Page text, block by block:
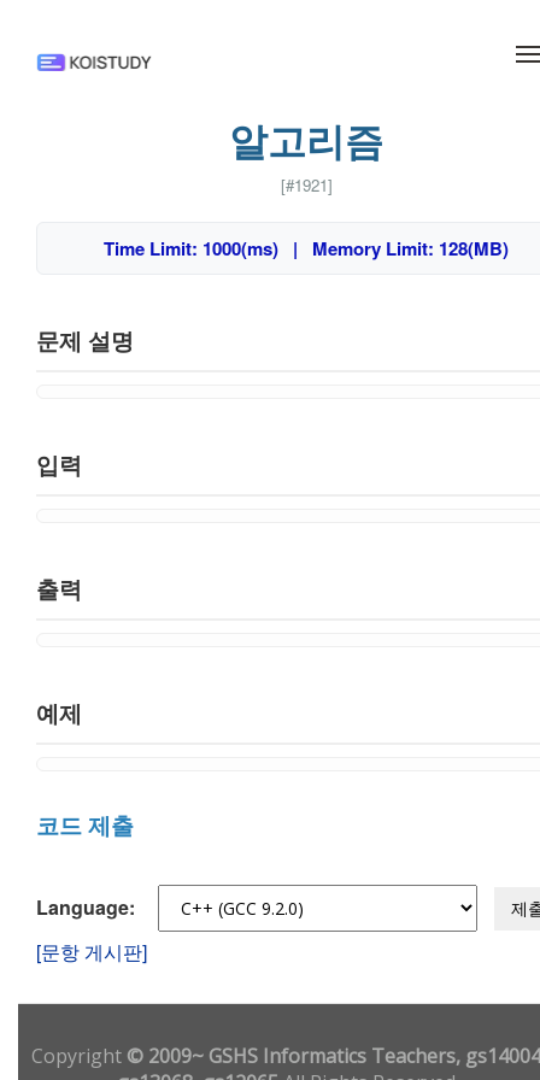
알고리즘
[#1921]
Time Limit: 1000(ms) | Memory Limit: 128(MB)
문제 설명
입력
출력
예제
코드 제출
Language: 제
[문항 게시판]
Copyright© 2009~ GSHS Informatics Teachers,